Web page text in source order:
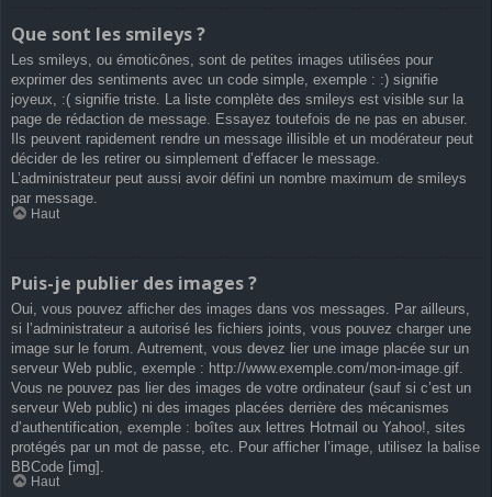
Que sont les smileys ?
Les smileys, ou émoticônes, sont de petites images utilisées pour
exprimer des sentiments avec un code simple, exemple : :) signifie
joyeux, :( signifie triste. La liste complète des smileys est visible sur la
page de rédaction de message. Essayez toutefois de ne pas en abuser.
Ils peuvent rapidement rendre un message illisible et un modérateur peut
décider de les retirer ou simplement d’effacer le message.
L’administrateur peut aussi avoir défini un nombre maximum de smileys
par message.
Haut
Puis-je publier des images ?
Oui, vous pouvez afficher des images dans vos messages. Par ailleurs,
si l’administrateur a autorisé les fichiers joints, vous pouvez charger une
image sur le forum. Autrement, vous devez lier une image placée sur un
serveur Web public, exemple : http://www.exemple.com/mon-image.gif.
Vous ne pouvez pas lier des images de votre ordinateur (sauf si c’est un
serveur Web public) ni des images placées derrière des mécanismes
d’authentification, exemple : boîtes aux lettres Hotmail ou Yahoo!, sites
protégés par un mot de passe, etc. Pour afficher l’image, utilisez la balise
BBCode [img].
Haut